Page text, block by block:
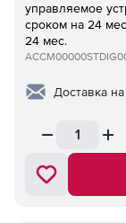
управляемое
сроком на 24
24 мес.
Доставка